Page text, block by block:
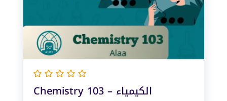
Chemistry 103 – الكيمياء